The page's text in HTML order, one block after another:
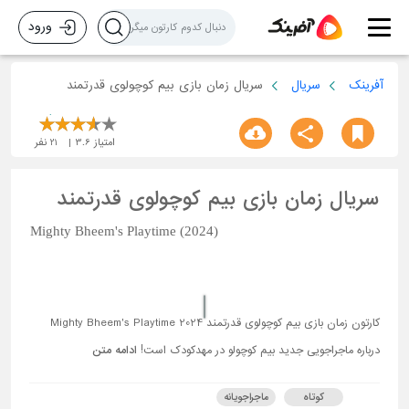
ورود
آفرینک سریال سریال زمان بازی بیم کوچولوی قدرتمند
امتیاز 3.6
21 نفر
سریال زمان بازی بیم کوچولوی قدرتمند
Mighty Bheem's Playtime (2024)
کارتون زمان بازی بیم کوچولوی قدرتمند Mighty Bheem's Playtime 2024
درباره ماجراجویی جدید بیم کوچولو در مهدکودک است! ادامه متن
کوتاه ماجراجویانه